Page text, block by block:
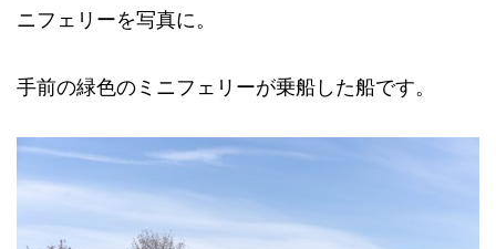
ニフェリーを写真に。
手前の緑色のミニフェリーが乗船した船です。